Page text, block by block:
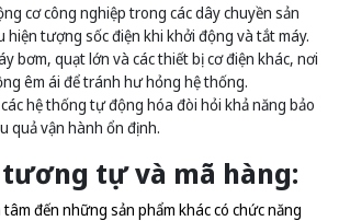
cơ công nghiệp trong các dây chuyền sản
hiện tượng sốc điện khi khởi động và tắt máy.
bơm, quạt lớn và các thiết bị cơ điện khác, nơi
êm ái để tránh hư hỏng hệ thống.
hệ thống tự động hóa đòi hỏi khả năng bảo
quả vận hành ổn định.
tương tự và mã hàng:
đến những sản phẩm khác có chức năng